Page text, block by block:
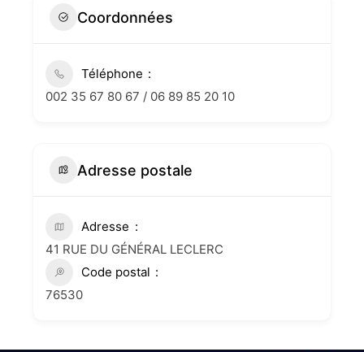
Coordonnées
Téléphone
002 35 67 80 67 / 06 89 85 20 10
Adresse postale
Adresse
41 RUE DU GÉNÉRAL LECLERC
Code postal
76530